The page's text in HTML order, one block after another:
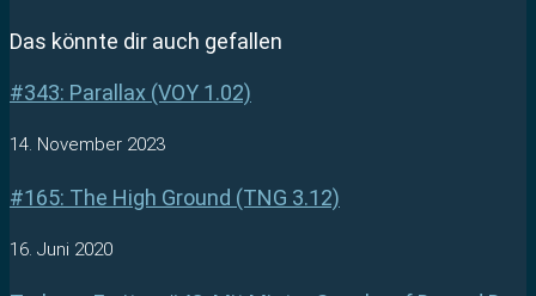
Das könnte dir auch gefallen
#343: Parallax (VOY 1.02)
14. November 2023
#165: The High Ground (TNG 3.12)
16. Juni 2020